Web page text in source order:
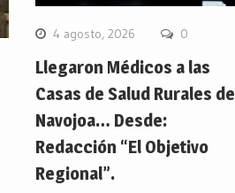
4 agosto, 2026 0
Llegaron Médicos a las
Casas de Salud Rurales de
Navojoa… Desde:
Redacción “El Objetivo
Regional”.